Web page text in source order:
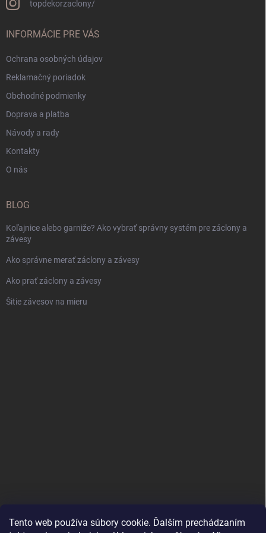
Tento web používa súbory cookie. Ďalším prechádzaním
topdekorzaclony/
INFORMÁCIE PRE VÁS
Ochrana osobných údajov
Reklamačný poriadok
Obchodné podmienky
Doprava a platba
Návody a rady
Kontakty
O nás
BLOG
Koľajnice alebo garniže? Ako vybrať správny systém pre záclony a
závesy
Ako správne merať záclony a závesy
Ako prať záclony a závesy
Šitie závesov na mieru